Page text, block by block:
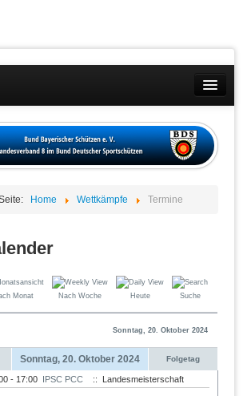
Wettkämpfe
Datenschutzübersicht
Home Wettkämpfe Termine
Monat Nach Woche Heute Suche
Sonntag, 20. Oktober 2024
Sonntag, 20. Oktober 2024 Folgetag
- 17:00 IPSC PCC :: Landesmeisterschaft